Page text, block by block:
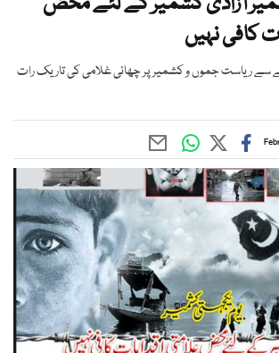
کافی نہیں
سے ریاست جموں و کشمیر پر چھائی غلامی کی تاریک رات